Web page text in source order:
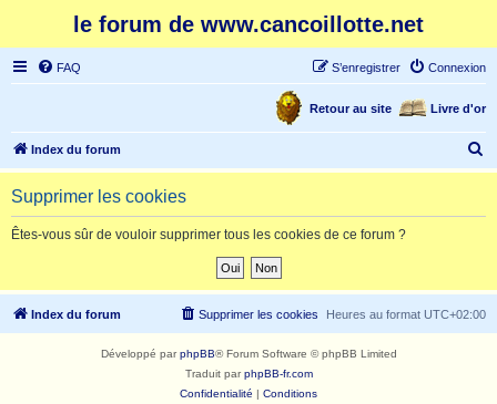
le forum de www.cancoillotte.net
FAQ Connexion
S’enregistrer
Livre d'or
Retour au site
Index du forum
e
h
Supprimer les cookies
Êtes-vous sûr de vouloir supprimer tous les cookies de ce forum ?
Index du forum Heures au format UTC+02:00
Supprimer les cookies
Développé parphpBB® Forum Software © phpBB Limited
Traduit parphpBB-fr.com
Confidentialité | Conditions